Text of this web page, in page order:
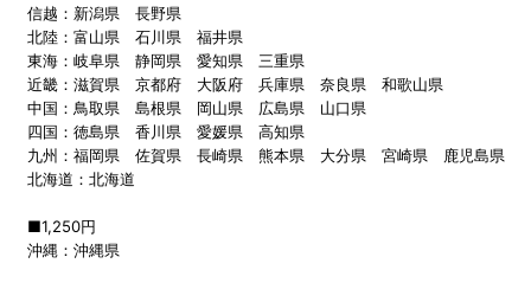
信越：新潟県 長野県
北陸：富山県 石川県 福井県
東海：岐阜県 静岡県 愛知県 三重県
近畿：滋賀県 京都府 大阪府 兵庫県 奈良県 和歌山県
中国：鳥取県 島根県 岡山県 広島県 山口県
四国：徳島県 香川県 愛媛県 高知県
九州：福岡県 佐賀県 長崎県 熊本県 大分県 宮崎県 鹿児島県
北海道：北海道
■1,250円
沖縄：沖縄県